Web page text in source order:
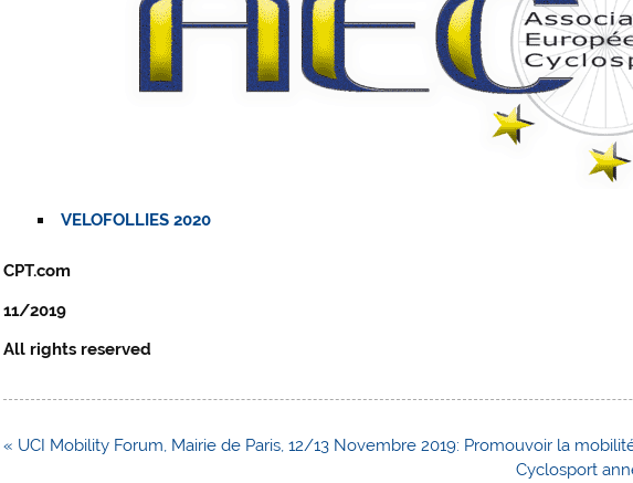
VELOFOLLIES 2020
CPT.com
11/2019
All rights reserved
Navigation
« UCI Mobility Forum, Mairie de Paris, 12/13 Novembre 2019: Promouvoir la
Cyclosport